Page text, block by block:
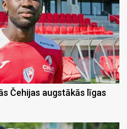
Čehijas augstākās līgas